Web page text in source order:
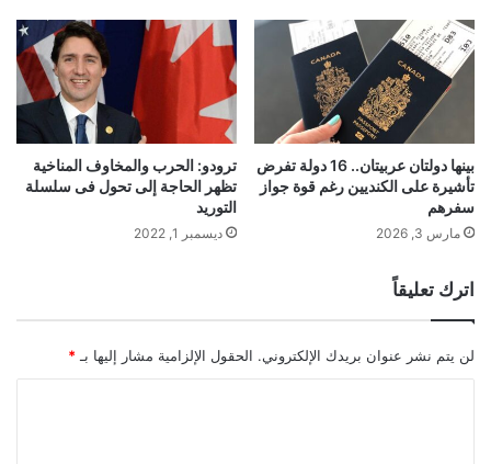
بينها دولتان عربيتان.. 16 دولة تفرض
تأشيرة على الكنديين رغم قوة جواز
سفرهم
مارس 3, 2026
ترودو: الحرب والمخاوف المناخية
تظهر الحاجة إلى تحول فى سلسلة
التوريد
ديسمبر 1, 2022
اترك تعليقاً
لن يتم نشر عنوان بريدك الإلكتروني. الحقول الإلزامية مشار إليها بـ *